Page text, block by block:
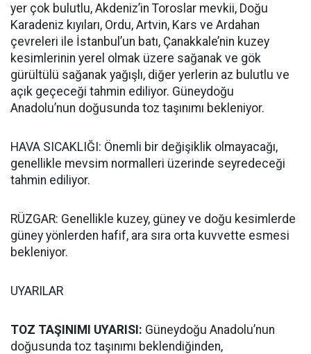
yer çok bulutlu, Akdeniz’in Toroslar mevkii, Doğu
Karadeniz kıyıları, Ordu, Artvin, Kars ve Ardahan
çevreleri ile İstanbul’un batı, Çanakkale’nin kuzey
kesimlerinin yerel olmak üzere sağanak ve gök
gürültülü sağanak yağışlı, diğer yerlerin az bulutlu ve
açık geçeceği tahmin ediliyor. Güneydoğu
Anadolu’nun doğusunda toz taşınımı bekleniyor.
HAVA SICAKLIĞI: Önemli bir değişiklik olmayacağı,
genellikle mevsim normalleri üzerinde seyredeceği
tahmin ediliyor.
RÜZGAR: Genellikle kuzey, güney ve doğu kesimlerde
güney yönlerden hafif, ara sıra orta kuvvette esmesi
bekleniyor.
UYARILAR
TOZ TAŞINIMI UYARISI: Güneydoğu Anadolu’nun
doğusunda toz taşınımı beklendiğinden,